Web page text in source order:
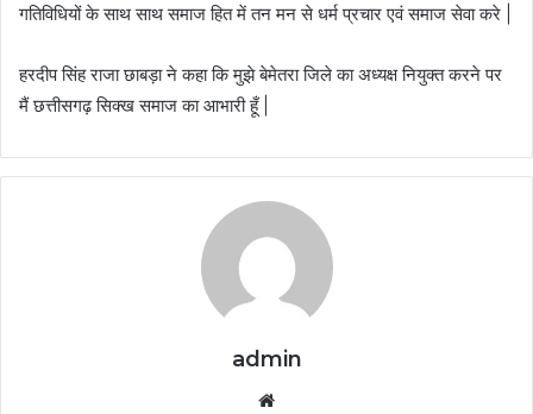
गतिविधियों के साथ साथ समाज हित में तन मन से धर्म प्रचार एवं समाज सेवा करे |
हरदीप सिंह राजा छाबड़ा ने कहा कि मुझे बेमेतरा जिले का अध्यक्ष नियुक्त करने पर
मैं छत्तीसगढ़ सिक्ख समाज का आभारी हूँ |
admin